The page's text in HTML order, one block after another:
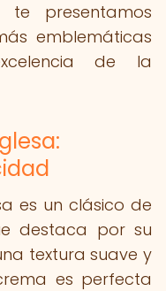
te presentamos
emblemáticas
de la
es un clásico de
destaca por su
textura suave y
es perfecta